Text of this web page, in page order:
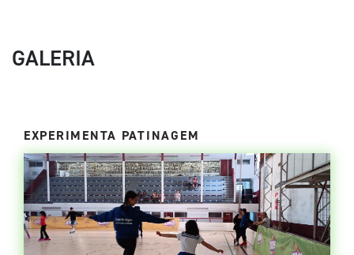
GALERIA
EXPERIMENTA PATINAGEM